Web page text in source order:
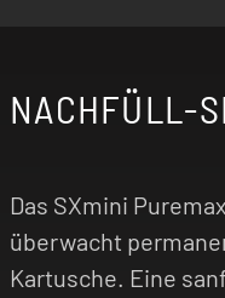
NACHFÜLL-
Das SXmini
überwacht
Kartusche. Eine